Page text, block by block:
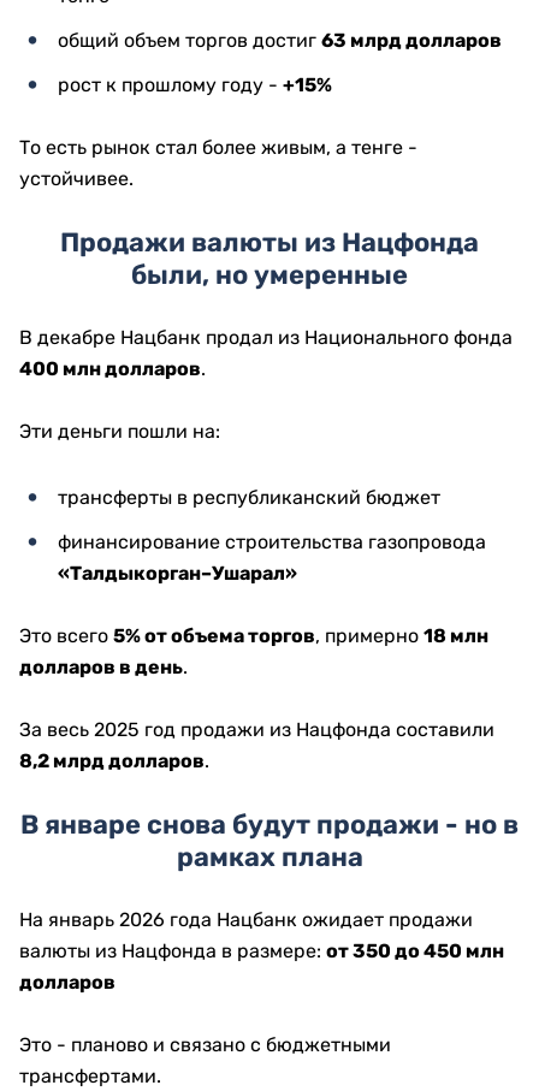
общий объем торгов достиг 63 млрд долларов
рост к прошлому году - +15%
То есть рынок стал более живым, а тенге -
устойчивее.
Продажи валюты из Нацфонда
были, но умеренные
В декабре Нацбанк продал из Национального фонда
400 млн долларов.
Эти деньги пошли на:
трансферты в республиканский бюджет
финансирование строительства газопровода
«Талдыкорган–Ушарал»
Это всего 5% от объема торгов, примерно 18 млн
долларов в день.
За весь 2025 год продажи из Нацфонда составили
8,2 млрд долларов.
В январе снова будут продажи - но в
рамках плана
На январь 2026 года Нацбанк ожидает продажи
валюты из Нацфонда в размере: от 350 до 450 млн
долларов
Это - планово и связано с бюджетными
трансфертами.